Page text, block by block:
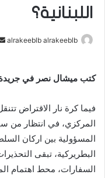
اللبنانية؟
alrakeeblb alrakeeblb
كتب ميشال نصر في جريدة
فيما كرة نار الاقتراض
المركزي، في انتظار من
المسؤولية بين اركان
البطريركية، تبقى
السفارات، محط اهتمام